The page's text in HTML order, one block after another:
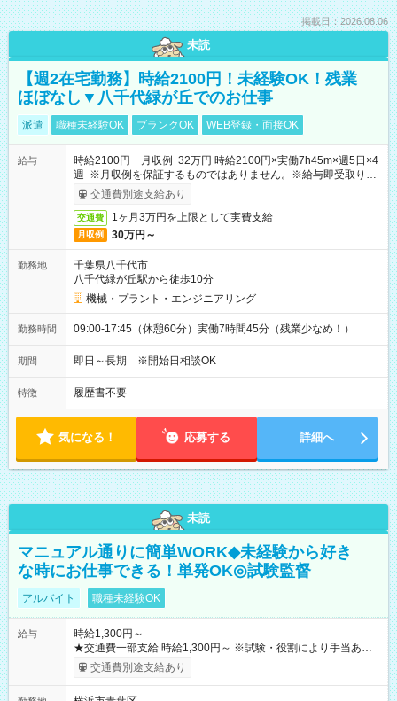
掲載日：2026.08.06
未読
【週2在宅勤務】時給2100円！未経験OK！残業
ほぼなし▼八千代緑が丘でのお仕事
派遣 職種未経験OK ブランクOK WEB登録・面接OK
給与
時給2100円 月収例 32万円 時給2100円×実働7h45m×週5日×4
週 ※月収例を保証するものではありません。※給与即受取りサ
ービス利用可（利用条件有）
交通費別途支給あり
交通費 1ヶ月3万円を上限として実費支給
月収例 30万円～
勤務地
千葉県八千代市
八千代緑が丘駅から徒歩10分
機械・プラント・エンジニアリング
勤務時間 09:00-17:45（休憩60分）実働7時間45分（残業少なめ！）
期間 即日～長期 ※開始日相談OK
特徴 履歴書不要
気になる！ 応募する 詳細へ
未読
マニュアル通りに簡単WORK◆未経験から好き
な時にお仕事できる！単発OK◎試験監督
アルバイト 職種未経験OK
給与
時給1,300円～
★交通費一部支給 時給1,300円～ ※試験・役割により手当あり
※勤務回数により昇給あり 【即給（前払い）オプションあ
り！】 希望される場合、勤務から1週間ほどで給与の一部を受け
交通費別途支給あり